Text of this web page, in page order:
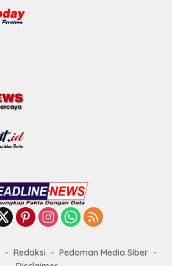
Redaksi
Pedoman Media Siber